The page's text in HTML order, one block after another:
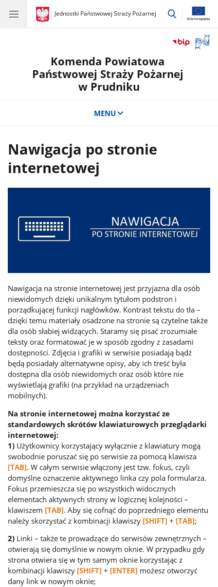
gov.pl
Jednostki Państwowej Straży Pożarnej
gov.pl
Jednostki
przejdź
okno
Komenda Powiatowa
Państwowej Straży Pożarnej
w Prudniku
MENU
Nawigacja po stronie
internetowej
Nawigacja na stronie internetowej jest przyjazna dla osób
niewidomych dzięki unikalnym tytułom podstron i
porządkującej funkcji nagłówków. Kontrast tekstu do tła –
dzięki temu materiały osadzone na stronie są czytelne także
dla osób słabiej widzących. Staramy się pisać zrozumiałe
teksty oraz formatować je w sposób zgodny z zasadami
dostępności. Zdjęcia i grafiki w serwisie posiadają bądź
będą posiadały alternatywne opisy, aby ich treść była
dostępna dla osób niewidomych oraz osób które nie
wyświetlają grafiki (na przykład na urządzeniach
mobilnych).
Na stronie internetowej można korzystać ze
standardowych skrótów klawiaturowych przeglądarki
internetowej:
1) Użytkownicy korzystający wyłącznie z klawiatury mogą
swobodnie poruszać się po serwisie za pomocą klawisza
[TAB]. W całym serwisie włączony jest tzw. fokus, czyli
domyślne oznaczenie aktywnego linka czy pola formularza.
Fokus przemieszcza się po wszystkich widocznych
elementach aktywnych strony w logicznej kolejności –
klawiszem [TAB]. Aby się cofnąć do poprzedniego elementu
należy skorzystać z kombinacji klawiszy [SHIFT] + [TAB];
2) Linki – także te prowadzące do serwisów zewnętrznych –
otwierają się domyślnie w nowym oknie. W przypadku gdy
strona otwiera się w tym samym oknie korzystając z
kombinacji klawiszy [SHIFT] + [ENTER] możesz otworzyć
dany link w nowym oknie;